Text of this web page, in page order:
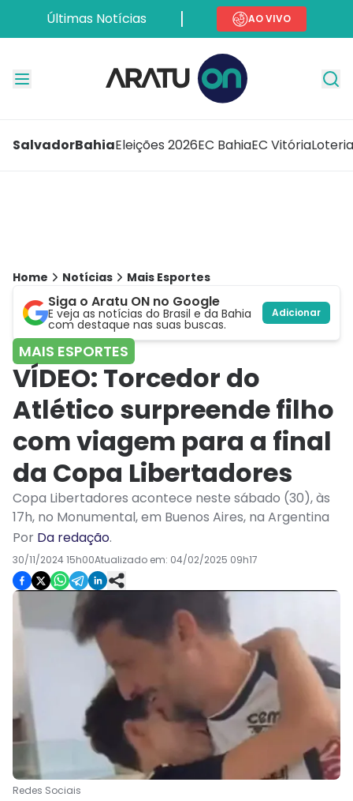
Últimas Notícias AO VIVO
SalvadorBahiaEleições 2026EC BahiaEC Vitória
Home Notícias Mais Esportes
Siga o Aratu ON no Google
E veja as notícias do Brasil e da Bahia
com destaque nas suas buscas.
Adicionar
MAIS ESPORTES
VÍDEO: Torcedor do
Atlético surpreende filho
com viagem para a final
da Copa Libertadores
Copa Libertadores acontece neste sábado (30), às
17h, no Monumental, em Buenos Aires, na Argentina
Por Da redação.
30/11/2024 15h00Atualizado em: 04/02/2025 09h17
Redes Sociais